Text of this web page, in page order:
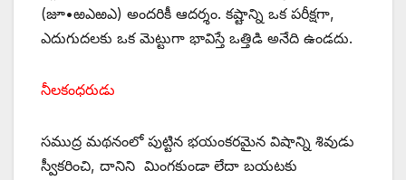
(జూ•ఱఎఱఎ) అందరికీ ఆదర్శం. కష్టాన్ని ఒక పరీక్షగా,
ఎదుగుదలకు ఒక మెట్టుగా భావిస్తే ఒత్తిడి అనేది ఉండదు.
నీలకంధరుడు
సముద్ర మథనంలో పుట్టిన భయంకరమైన విషాన్ని శివుడు
స్వీకరించి, దానిని మింగకుండా లేదా బయటకు